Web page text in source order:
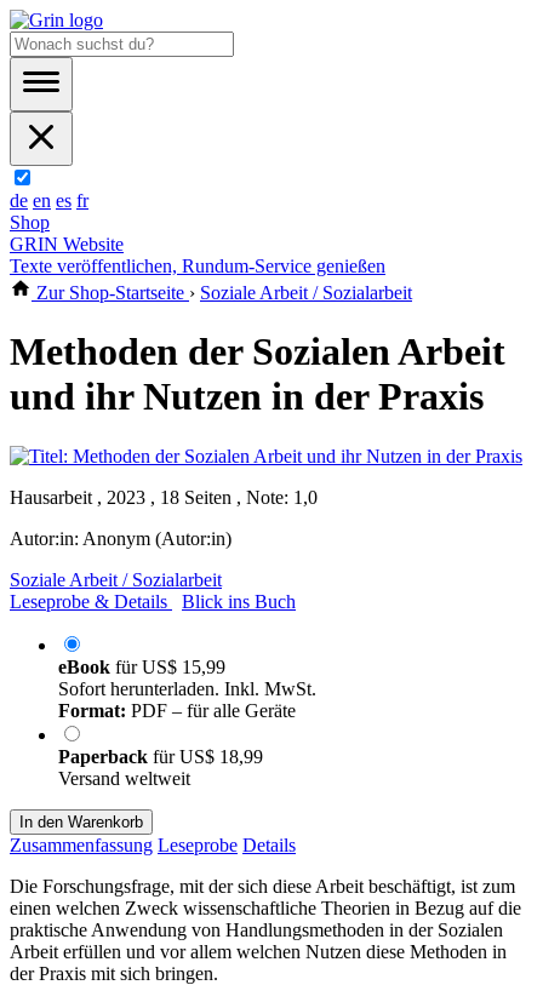
de en es fr
Shop
GRIN Website
Texte veröffentlichen, Rundum-Service genießen
Zur Shop-Startseite › Soziale Arbeit / Sozialarbeit
Methoden der Sozialen Arbeit
und ihr Nutzen in der Praxis
Hausarbeit , 2023 , 18 Seiten , Note: 1,0
Autor:in: Anonym (Autor:in)
Soziale Arbeit / Sozialarbeit
Leseprobe & Details
Blick ins Buch
eBook fürUS$ 15,99
Sofort herunterladen. Inkl. MwSt.
Format: PDF – für alle Geräte
Paperback fürUS$ 18,99
Versand weltweit
In den Warenkorb
Zusammenfassung Leseprobe Details
Die Forschungsfrage, mit der sich diese Arbeit beschäftigt, ist zum
einen welchen Zweck wissenschaftliche Theorien in Bezug auf die
praktische Anwendung von Handlungsmethoden in der Sozialen
Arbeit erfüllen und vor allem welchen Nutzen diese Methoden in
der Praxis mit sich bringen.